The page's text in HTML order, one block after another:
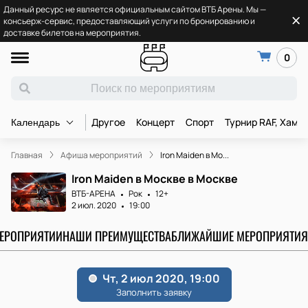
Данный ресурс не является официальным сайтом ВТБ Арены. Мы —
консьерж-сервис, предоставляющий услуги по бронированию и
доставке билетов на мероприятия.
0
Календарь Другое Концерт Спорт Турнир RAF,
Главная Афиша мероприятий Iron Maiden в Мо...
Iron Maiden в Москве в Москве
ВТБ-АРЕНА Рок
12+
2 июл. 2020
19:00
НАШИ ПРЕИМУЩЕСТВАБЛИЖАЙШИЕ МЕРОПРИЯТИЯ